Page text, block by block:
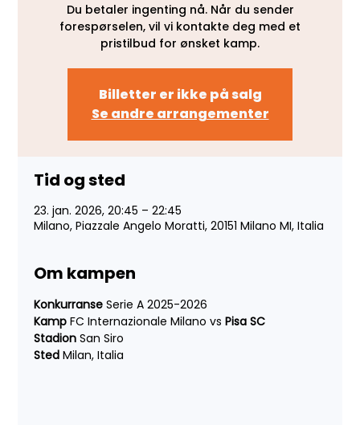
Du betaler ingenting nå. Når du sender
forespørselen, vil vi kontakte deg med et
pristilbud for ønsket kamp.
Billetter er ikke på salg
Se andre arrangementer
Tid og sted
23. jan. 2026, 20:45 – 22:45
Milano, Piazzale Angelo Moratti, 20151 Milano MI, Italia
Om kampen
Konkurranse Serie A 2025-2026
Kamp FC Internazionale Milano vs Pisa SC
Stadion San Siro
Sted Milan, Italia